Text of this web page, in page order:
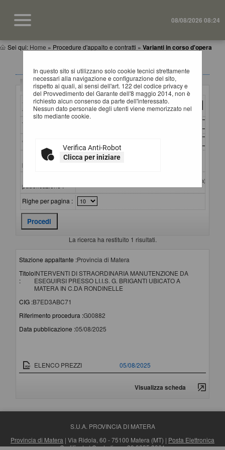
08/08/2026 08:24
Sei qui: Home » Procedure d'appalto e contratti » Varianti in corso d'opera
In questo sito si utilizzano solo cookie tecnici strettamente
necessari alla navigazione e configurazione del sito,
rispetto ai quali, ai sensi dell'art. 122 del codice privacy e
del Provvedimento del Garante dell'8 maggio 2014, non è
richiesto alcun consenso da parte dell'interessato.
Nessun dato personale degli utenti viene memorizzato nel
sito mediante cookie.
Verifica Anti-Robot
Clicca per iniziare
VARIANTI IN CORSO D'OPERA
Criteri di ricerca
Stazione
appaltante :
Titolo :
CIG :
Riferimento
procedura :
pubblicazione :
(gg/mm/aaaa)
Righe per pagina :
La ricerca ha restituito 1 risultati.
Stazione appaltante :Provincia di Matera
Titolo
:
INTERVENTI DI STRAORDINARIA MANUTENZIONE DA
ESEGUIRSI PRESSO LI.I.S. G. BRIGANTI UBICATO A
MATERA IN C.DA RONDINELLE
CIG :B7ED3ABC71
Riferimento procedura :G00882
Data pubblicazione :05/08/2025
ELENCO PREZZI 05/08/2025
Visualizza scheda
S.U.A. PROVINCIA DI MATERA
Provincia di Matera | Via Ridola, 60 - 75100 Matera (MT) | Posta Elettronica
Certificata| Centralino: +39 0835 3061